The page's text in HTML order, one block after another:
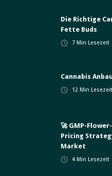
Die Richtige
Fette Buds
7 Min Lesezeit
Cannabis
12 Min Lesezeit
🚀 GMP-
Pricing
Market
4 Min Lesezeit